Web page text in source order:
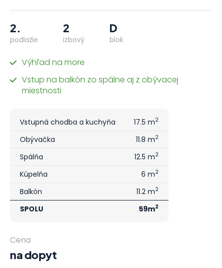
2.
podlažie
2
izbový
D
blok
Výhľad na more
Vstup na balkón zo spálne aj z obývacej
miestnosti
Vstupná chodba a kuchyňa 17.5 m2
Obývačka 11.8 m2
Spálňa 12.5 m2
Kúpelňa 6 m2
Balkón 11.2 m2
SPOLU 59m2
Cena
na dopyt